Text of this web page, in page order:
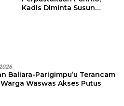
Kadis Diminta Susun
Baliara-Parigimpu’u Terancam
Waswas Akses Putus